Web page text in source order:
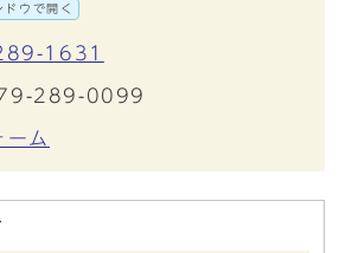
ドウで開く
1631
289-0099
ーム